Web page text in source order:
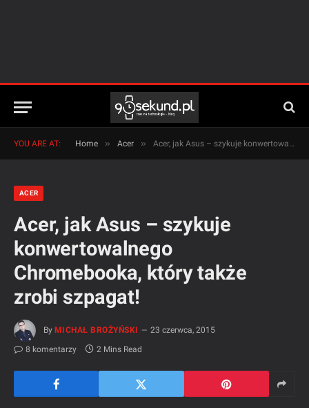
YOU ARE AT: Home » Acer » Acer, jak Asus – szykuje konwertowalnego Chromebooka, który także zrobi szpagat!
ACER
Acer, jak Asus – szykuje
konwertowalnego
Chromebooka, który także
zrobi szpagat!
By MICHAŁ BROŻYŃSKI
23 czerwca, 2015
8 komentarzy
2 Mins Read